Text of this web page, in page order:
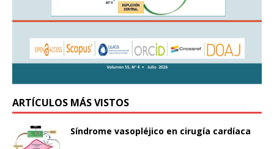
ARTÍCULOS MÁS VISTOS
Síndrome vasopléjico en cirugía cardíaca